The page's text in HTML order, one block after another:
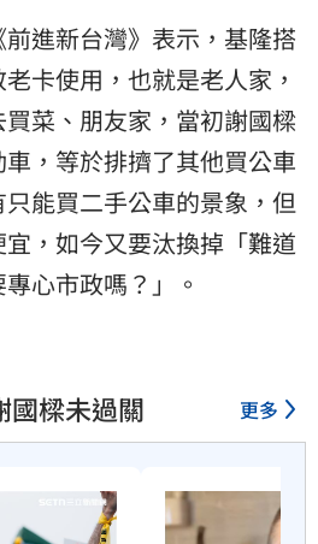
進新台灣》表示，基隆搭
卡使用，也就是老人家，
菜、朋友家，當初謝國樑
，等於排擠了其他買公車
能買二手公車的景象，但
，如今又要汰換掉「難道
心市政嗎？」。
國樑未過關 更多